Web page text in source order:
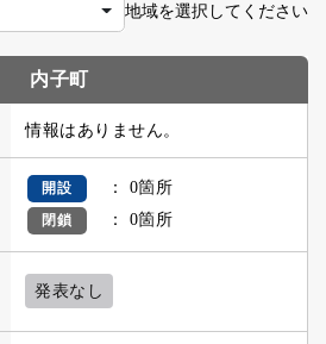
地域を選択してください
内子町
情報はありません。
開設 ： 0箇所
閉鎖 ： 0箇所
発表なし